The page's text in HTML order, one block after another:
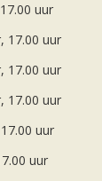
uur
17.00 uur
17.00 uur
17.00 uur
uur
uur